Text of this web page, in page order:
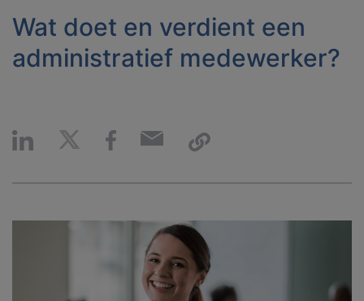
Wat doet en verdient een
administratief medewerker?